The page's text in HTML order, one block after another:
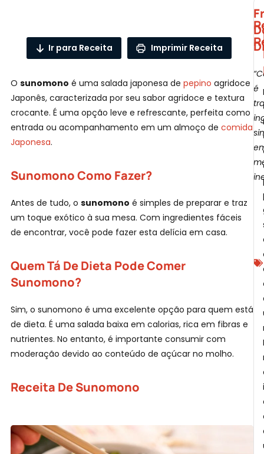
Ir para Receita Imprimir Receita
O sunomono é uma salada japonesa de pepino agridoce
Japonês, caracterizada por seu sabor agridoce e textura
crocante. É uma opção leve e refrescante, perfeita como
entrada ou acompanhamento em um almoço de comida
Japonesa.
Sunomono Como Fazer?
Antes de tudo, o sunomono é simples de preparar e traz
um toque exótico à sua mesa. Com ingredientes fáceis
de encontrar, você pode fazer esta delícia em casa.
Quem Tá De Dieta Pode Comer
Sunomono?
Sim, o sunomono é uma excelente opção para quem está
de dieta. É uma salada baixa em calorias, rica em fibras e
nutrientes. No entanto, é importante consumir com
moderação devido ao conteúdo de açúcar no molho.
Receita De Sunomono
é
e
e